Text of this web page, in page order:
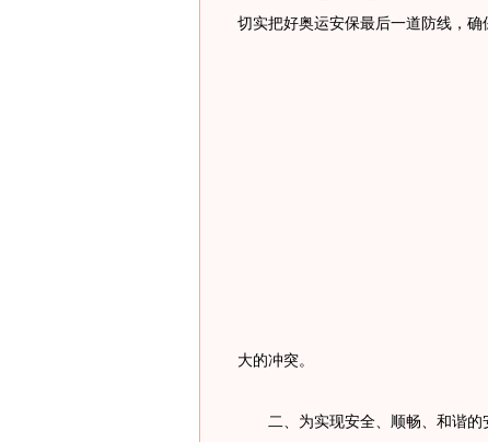
切实把好奥运安保最后一道防线，确
大的冲突。
二、为实现安全、顺畅、和谐的